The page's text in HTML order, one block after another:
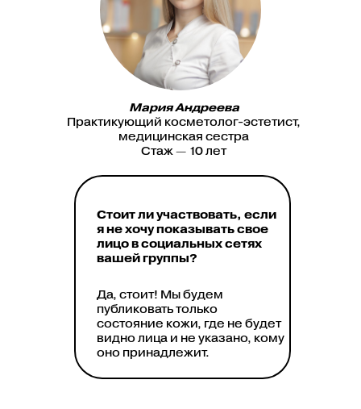
Стоит ли участвовать, если
я не хочу показывать свое
лицо в социальных сетях
вашей группы?
Да, стоит! Мы будем
публиковать только
состояние кожи, где не будет
видно лица и не указано, кому
оно принадлежит.
Мария Андреева
Практикующий косметолог-эстетист,
медицинская сестра
Стаж — 10 лет